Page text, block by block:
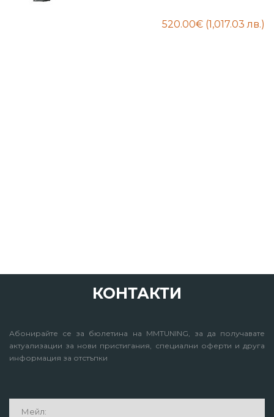
КОНТАКТИ
Абонирайте се за бюлетина на MMTUNING, за да получавате
актуализации за нови пристигания, специални оферти и друга
информация за отстъпки